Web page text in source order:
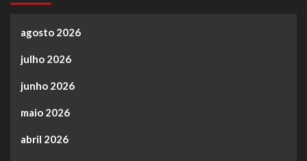
agosto 2026
julho 2026
junho 2026
maio 2026
abril 2026